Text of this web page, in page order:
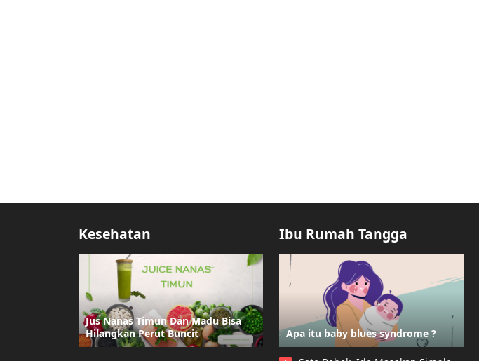
Kesehatan
Jus Nanas Timun Dan Madu Bisa
Hilangkan Perut Buncit
Ibu Rumah Tangga
Apa itu baby blues syndrome ?